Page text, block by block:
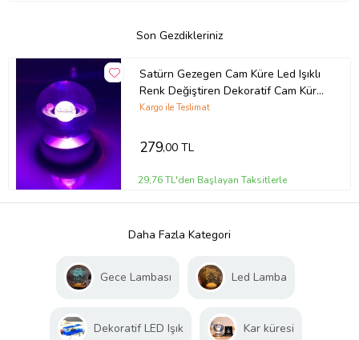
Son Gezdikleriniz
Satürn Gezegen Cam Küre Led Işıklı
Renk Değiştiren Dekoratif Cam Küre
(Çok Renkli)
Kargo ile Teslimat
279,00 TL
29,76 TL'den Başlayan Taksitlerle
Daha Fazla Kategori
Gece Lambası Led Lamba
Dekoratif LED Işık Kar küresi